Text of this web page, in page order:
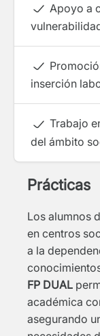
Apoyo a
inserción
Trabajo
del ámbito
Prácticas
Los alumnos
en centros
a la
FP DUAL
académica
asegurando